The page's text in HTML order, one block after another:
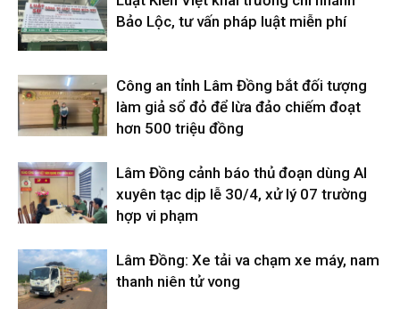
Bảo Lộc, tư vấn pháp luật miễn phí
Công an tỉnh Lâm Đồng bắt đối tượng
làm giả sổ đỏ để lừa đảo chiếm đoạt
hơn 500 triệu đồng
Lâm Đồng cảnh báo thủ đoạn dùng AI
xuyên tạc dịp lễ 30/4, xử lý 07 trường
hợp vi phạm
Lâm Đồng: Xe tải va chạm xe máy, nam
thanh niên tử vong